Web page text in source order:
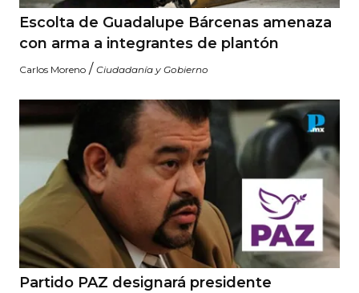
Escolta de Guadalupe Bárcenas amenaza
con arma a integrantes de plantón
Carlos Moreno / Ciudadanía y Gobierno
Partido PAZ designará presidente